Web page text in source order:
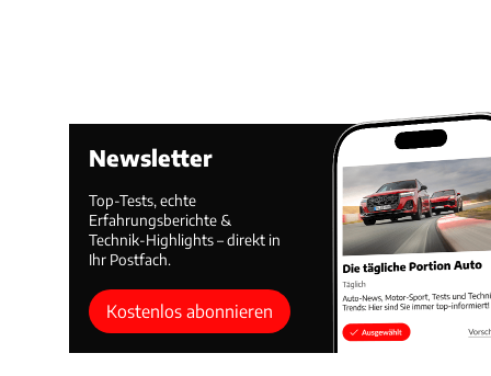
Newsletter
Top-Tests, echte
Erfahrungsberichte &
Technik-Highlights – direkt in
Ihr Postfach.
Kostenlos abonnieren